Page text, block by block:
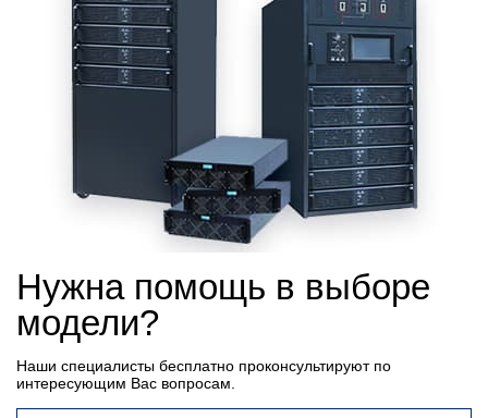
Нужна помощь в выборе
модели?
Наши специалисты бесплатно проконсультируют по
интересующим Вас вопросам.